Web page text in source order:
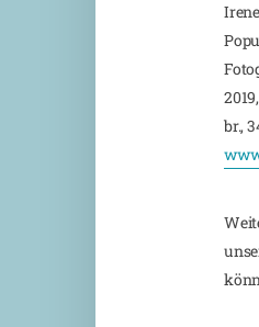
br.,